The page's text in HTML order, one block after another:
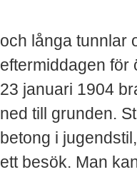
och långa tunnlar
eftermiddagen för
23 januari 1904
ned till grunden.
betong i
ett besök. Man